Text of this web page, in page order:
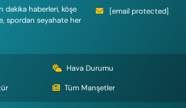
dakika haberleri, köşe
spordan seyahate her
[email protected]
Hava Durumu
Tüm Manşetler